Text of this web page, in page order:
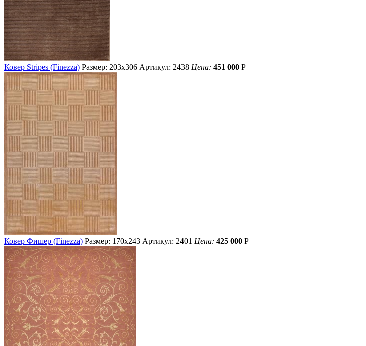
Ковер Stripes (Finezza) Размер: 203х306 Артикул: 2438 Цена: 451 000 Р
Ковер Фишер (Finezza) Размер: 170х243 Артикул: 2401 Цена: 425 000 Р